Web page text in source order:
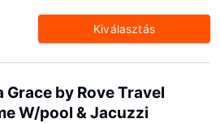
Kiválasztás
Grace by Rove Travel
W/pool & Jacuzzi